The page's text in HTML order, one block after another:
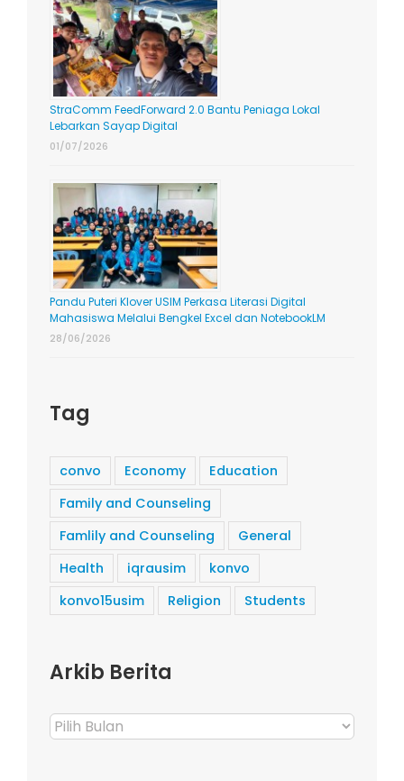
StraComm FeedForward 2.0 Bantu Peniaga Lokal
Lebarkan Sayap Digital
01/07/2026
Pandu Puteri Klover USIM Perkasa Literasi Digital
Mahasiswa Melalui Bengkel Excel dan NotebookLM
28/06/2026
Tag
convo Economy
Education
Family and Counseling
Famlily and Counseling
General
Health
iqrausim
konvo
konvo15usim
Religion Students
Arkib Berita
Arkib
Berita